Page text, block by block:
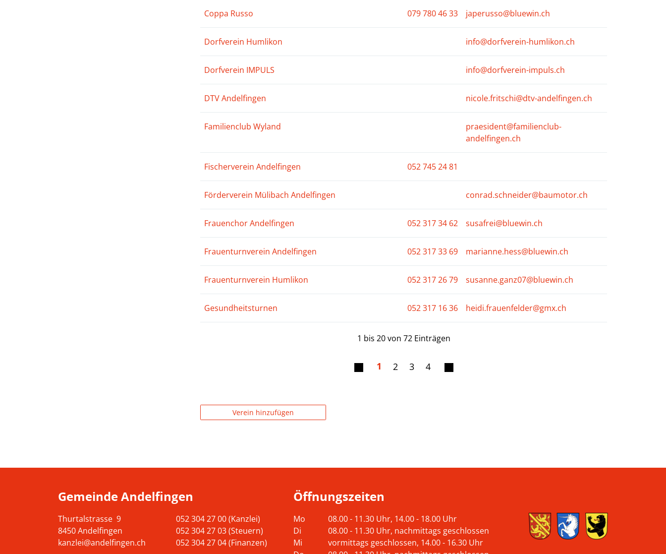
Coppa Russo 079 780 46 33 japerusso@bluewin.ch
Dorfverein Humlikon info@dorfverein-humlikon.ch
Dorfverein IMPULS info@dorfverein-impuls.ch
DTV Andelfingen nicole.fritschi@dtv-andelfingen.ch
Familienclub Wyland
praesident@familienclub-
andelfingen.ch
Fischerverein Andelfingen 052 745 24 81
Förderverein Mülibach Andelfingen conrad.schneider@baumotor.ch
Frauenchor Andelfingen 052 317 34 62 susafrei@bluewin.ch
Frauenturnverein Andelfingen 052 317 33 69 marianne.hess@bluewin.ch
Frauenturnverein Humlikon 052 317 26 79 susanne.ganz07@bluewin.ch
Gesundheitsturnen 052 317 16 36 heidi.frauenfelder@gmx.ch
1 bis 20 von 72 Einträgen
1 2 3 4
Verein hinzufügen
Gemeinde Andelfingen
Thurtalstrasse 9
8450 Andelfingen
kanzlei@andelfingen.ch
052 304 27 00 (Kanzlei)
052 304 27 03 (Steuern)
052 304 27 04 (Finanzen)
Öffnungszeiten
Mo
08.00 - 11.30 Uhr, 14.00 - 18.00 Uhr
Di
08.00 - 11.30 Uhr, nachmittags geschlossen
Mi
vormittags geschlossen, 14.00 - 16.30 Uhr